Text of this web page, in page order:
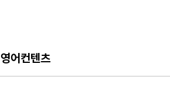
영어컨텐츠